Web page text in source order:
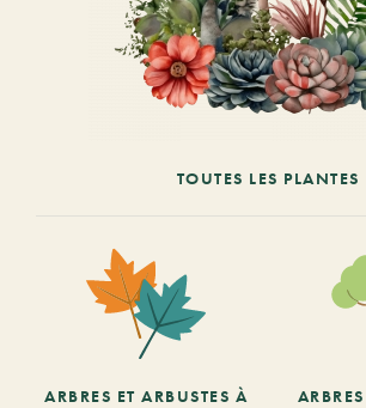
TOUTES LES PLANTES
ARBRES ET ARBUSTES À